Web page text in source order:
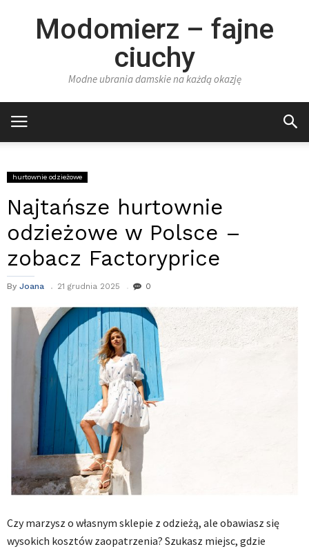
Modomierz – fajne
ciuchy
Modne ubrania damskie na każdą okazję
hurtownie odzieżowe
Najtańsze hurtownie
odzieżowe w Polsce –
zobacz Factoryprice
By Joana 21 grudnia 2025 0
Czy marzysz o własnym sklepie z odzieżą, ale obawiasz się
wysokich kosztów zaopatrzenia? Szukasz miejsc, gdzie